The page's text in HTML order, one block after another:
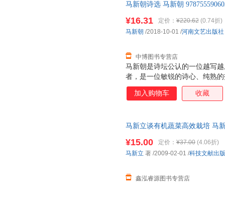
归永恒的精神故乡，领受更具
性。其中的《幻河》获得第三
马新朝诗选 马新朝
马新朝是诗坛公认的一位越写
者，是一位敏锐的诗心、纯熟
诗艺、朝着精神领域拓荒，向
他的精神原乡，让人惊奇地触
归永恒的精神故乡，领受更具
性。其中的《幻河》获得第三
¥16.31 定价： ¥220.62 (0.74折)
中博图书专营店
马新朝 /2018-10-01 /河南文艺出版社
加入购物车 收藏
马新立谈有机蔬菜高效栽培 马
¥15.00 定价： ¥37.00 (4.06折)
鑫泓睿源图书专营店
马新立 著 /2009-02-01 /科技文献出